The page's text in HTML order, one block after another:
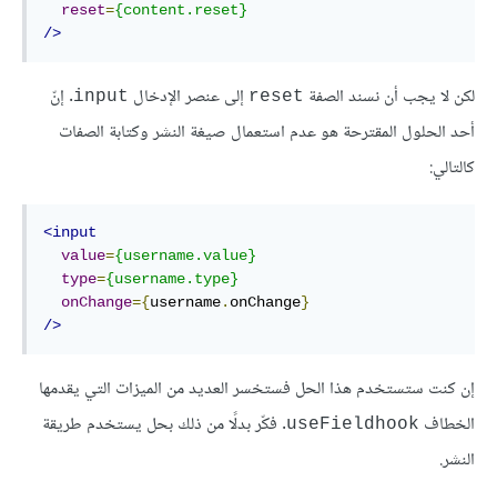
reset={content.reset}
/>
لكن لا يجب أن نسند الصفة reset إلى عنصر الإدخال input. إنّ
أحد الحلول المقترحة هو عدم استعمال صيغة النشر وكتابة الصفات
كالتالي:
<input
value={username.value}
type={username.type}
onChange={username. onChange}
/>
إن كنت ستستخدم هذا الحل فستخسر العديد من الميزات التي يقدمها
الخطاف useFieldhook. فكّر بدلًا من ذلك بحل يستخدم طريقة
النشر.